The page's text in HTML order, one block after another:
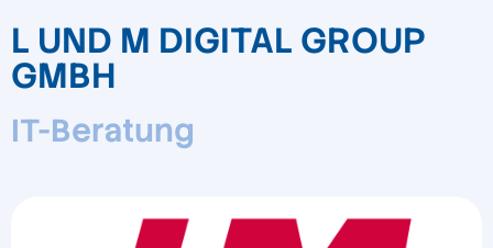
L UND M DIGITAL GROUP
GMBH
IT-Beratung